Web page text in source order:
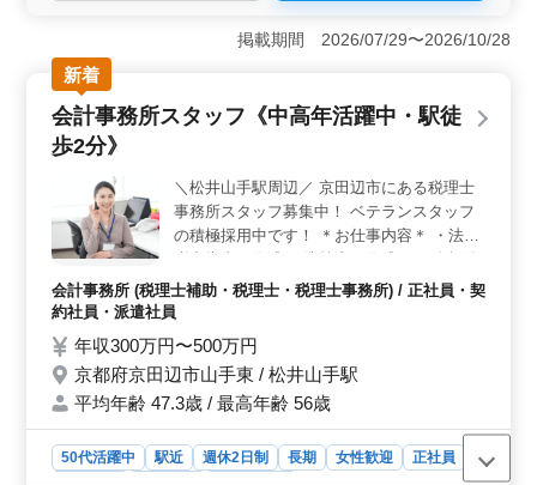
＜高時給と通勤手当で働きやすい環境＞ この求人は時
給1,200円から1,800円と、会計事務所経験をしっかり評
価する待遇が魅力です。加えて、通勤手当も上限5万円ま
で支給されるため、交通費の心配もなく、車通勤も許可
されているため、柔軟な通勤が可能です。安定した報酬
が得られるので、長期的な勤務にも適しています。
＜週3～5日、柔軟な働き方を実現＞ 勤務日数は週3日か
柔軟な働き方が可能です。さらに、残業がなく、土日祝
日は完全に休みとなるため、ワークライフバランスも取
りやすい環境です。また、勤務時間は1日3時間以上で設
定可能で、短時間勤務も相談できるため、他の予定と両
立しやすい点が特徴です。 ＜有資格者優遇と成長で
きるサポート体制＞ 公認会計士や税理士の有資格者
（または科目合格者）が優遇され、スキルに応じて待遇
もアップするため、実務経験や資格を最大限に活かせま
す。また、ワードやエクセルの使用のほか、専用ソフト
も使う業務ですが、使用方法は丁寧に指導があるため、
新しいソフトウェア操作に自信がない方でも安心して取
り組めます。税務・会計の知識を活かしながら成長でき
る職場です。
掲載期間 2026/07/29〜2026/10/28
新着
会計事務所スタッフ《中高年活躍中・駅徒
歩2分》
＼松井山手駅周辺／ 京田辺市にある税理士
事務所スタッフ募集中！ ベテランスタッフ
の積極採用中です！ ＊お仕事内容＊ ・法人
作成及びチェック ・クライアントへの業績
報告 ・会計ソフトの導入サポート ＊ポイン
・交通費支給 ・社会保険完備 ・経験者の募
集 ・税理士条件優遇 現在50歳以上も活躍し
ている企業です。 ぜひ今までの経験を活か
して頂ける方のご応募お待ちしております。
税理士資格お持ちの方、会計事務所経験10
年以上の方は条件面優遇します！ 希望条
会計事務所 (税理士補助・税理士・税理士事務所) / 正社員・契
約社員・派遣社員
年収300万円〜500万円
京都府京田辺市山手東 / 松井山手駅
平均年齢 47.3歳 / 最高年齢 56歳
50代活躍中 駅近 週休2日制 長期 女性歓迎
正社員